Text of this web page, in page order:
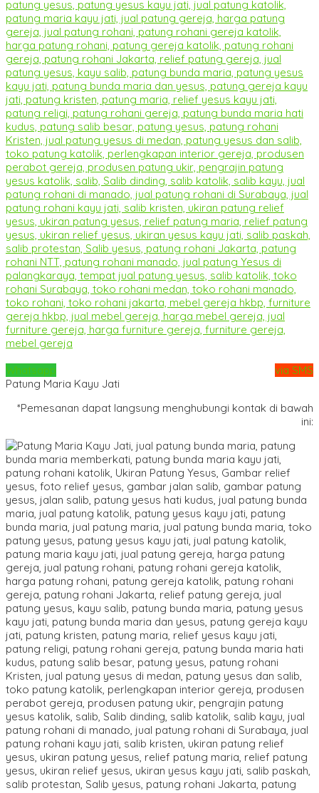
Whatsapp
via SMS
Patung Maria Kayu Jati
*Pemesanan dapat langsung menghubungi kontak di bawah
ini: